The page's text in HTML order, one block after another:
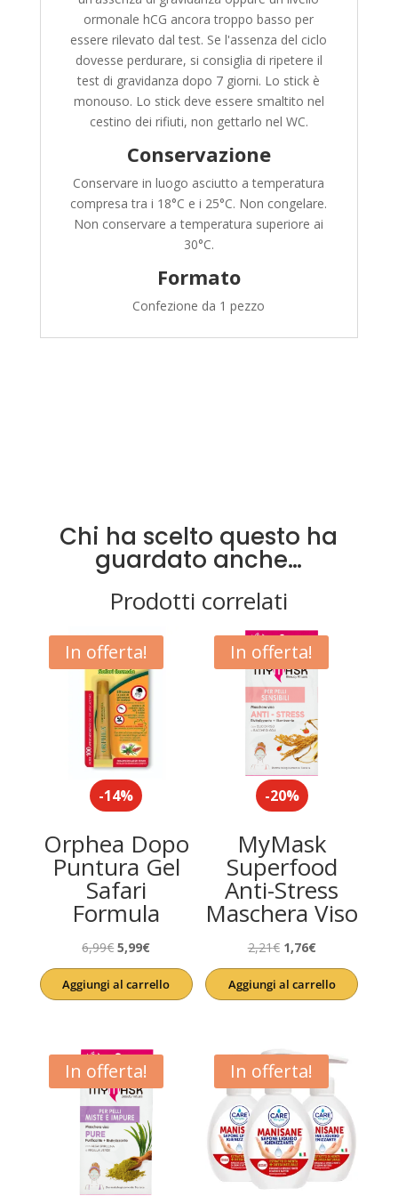
ormonale hCG ancora troppo basso per
essere rilevato dal test. Se l'assenza del ciclo
dovesse perdurare, si consiglia di ripetere il
test di gravidanza dopo 7 giorni. Lo stick è
monouso. Lo stick deve essere smaltito nel
cestino dei rifiuti, non gettarlo nel WC.
Conservazione
Conservare in luogo asciutto a temperatura
compresa tra i 18°C e i 25°C. Non congelare.
Non conservare a temperatura superiore ai
30°C.
Formato
Confezione da 1 pezzo
Chi ha scelto questo ha
guardato anche…
Prodotti correlati
In offerta!
-14%
Orphea Dopo
Puntura Gel
Safari
Formula
6,99€Il
prezzo
originale
5,99€Il
prezzo
attuale
Aggiungi al carrello
In offerta!
-20%
MyMask
Superfood
Anti-Stress
Maschera Viso
2,21€ Il
prezzo
originale
1,76€Il
prezzo
attuale
Aggiungi al carrello
In offerta! In offerta!